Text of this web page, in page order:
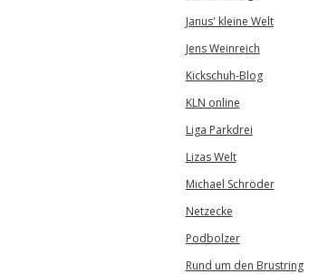
Janus' kleine Welt
Jens Weinreich
Kickschuh-Blog
KLN online
Liga Parkdrei
Lizas Welt
Michael Schröder
Netzecke
Podbolzer
Rund um den Brustring